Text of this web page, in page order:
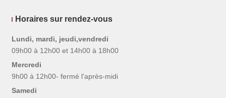
Horaires sur rendez-vous
Lundi, mardi, jeudi,vendredi
09h00 à 12h00 et 14h00 à 18h00
Mercredi
9h00 à 12h00- fermé l'après-midi
Samedi